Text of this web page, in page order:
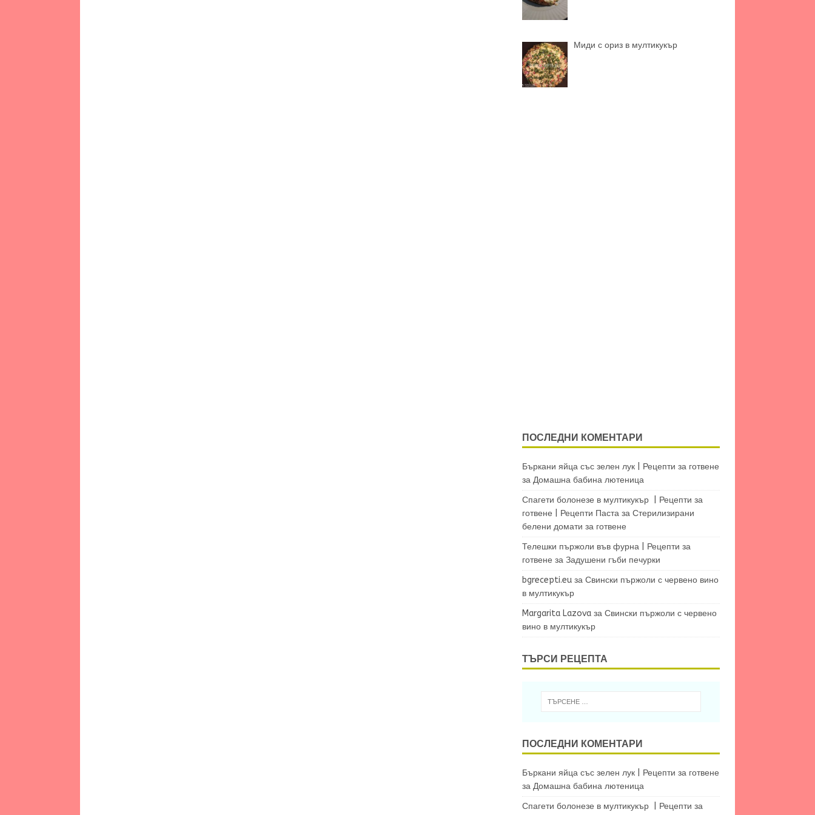
Миди с ориз в мултикукър
ПОСЛЕДНИ КОМЕНТАРИ
Бъркани яйца със зелен лук | Рецепти за готвене
за Домашна бабина лютеница
Спагети болонезе в мултикукър | Рецепти за
готвене | Рецепти Пастаза Стерилизирани
белени домати за готвене
Телешки пържоли във фурна | Рецепти за
готвене за Задушени гъби печурки
bgrecepti.euза Свински пържоли с червено вино
в мултикукър
Margarita Lazovaза Свински пържоли с червено
вино в мултикукър
ТЪРСИ РЕЦЕПТА
ПОСЛЕДНИ КОМЕНТАРИ
Бъркани яйца със зелен лук | Рецепти за готвене
за Домашна бабина лютеница
Спагети болонезе в мултикукър | Рецепти за